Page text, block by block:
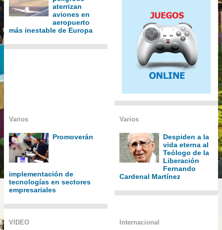
aterrizan
aviones en
aeropuerto
más inestable de Europa
Varios
Promoverán
implementación de
tecnologías en sectores
empresariales
Varios
Despiden a la
vida eterna al
Teólogo de la
Liberación
Fernando
Cardenal Martínez
VIDEO Internacional